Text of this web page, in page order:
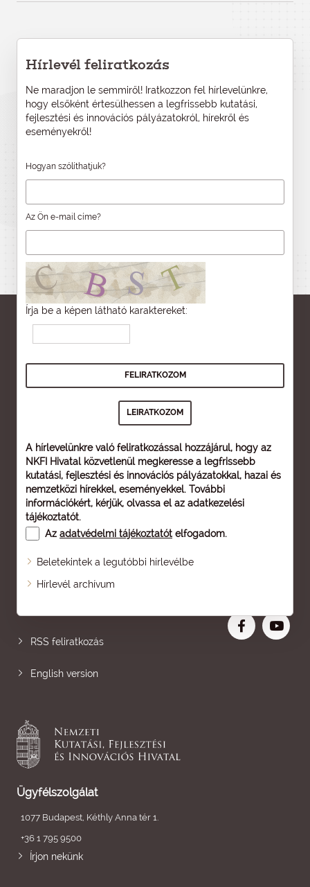
Hírlevél feliratkozás
Ne maradjon le semmiről! Iratkozzon fel hírlevelünkre,
hogy elsőként értesülhessen a legfrissebb kutatási,
fejlesztési és innovációs pályázatokról, hírekről és
eseményekről!
Hogyan szólíthatjuk?
Az Ön e-mail címe?
Írja be a képen látható karaktereket:
A hírlevelünkre való feliratkozással hozzájárul, hogy az
NKFI Hivatal közvetlenül megkeresse a legfrissebb
kutatási, fejlesztési és innovációs pályázatokkal, hazai és
nemzetközi hírekkel, eseményekkel. További
információkért, kérjük, olvassa el az adatkezelési
tájékoztatót.
Az adatvédelmi tájékoztatót elfogadom.
Beletekintek a legutóbbi hírlevélbe
Hírlevél archívum
Oldaltérkép
RSS feliratkozás
English version
Ügyfélszolgálat
1077 Budapest, Kéthly Anna tér 1.
+36 1 795 9500
Írjon nekünk